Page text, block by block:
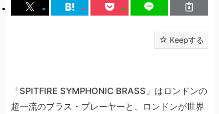
Keepする
「SPITFIRE SYMPHONIC BRASS」はロンドンの
超一流のブラス・プレーヤーと、ロンドンが世界